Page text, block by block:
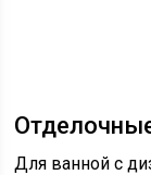
Для ванной с